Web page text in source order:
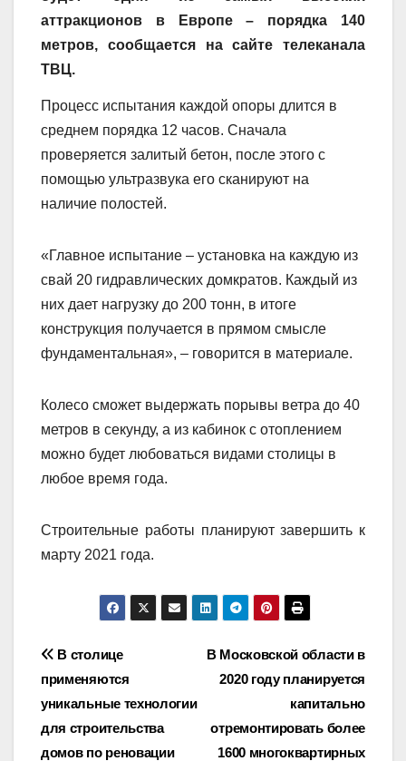
аттракционов в Европе – порядка 140
метров, сообщается на сайте телеканала
ТВЦ.
Процесс испытания каждой опоры длится в
среднем порядка 12 часов. Сначала
проверяется залитый бетон, после этого с
помощью ультразвука его сканируют на
наличие полостей.
«Главное испытание – установка на каждую из
свай 20 гидравлических домкратов. Каждый из
них дает нагрузку до 200 тонн, в итоге
конструкция получается в прямом смысле
фундаментальная», – говорится в материале.
Колесо сможет выдержать порывы ветра до 40
метров в секунду, а из кабинок с отоплением
можно будет любоваться видами столицы в
любое время года.
Строительные работы планируют завершить к
марту 2021 года.
Навигация
по
записям
В Московской области в
2020 году планируется
капитально
отремонтировать более
1600 многоквартирных
В столице
применяются
уникальные технологии
для строительства
домов по реновации